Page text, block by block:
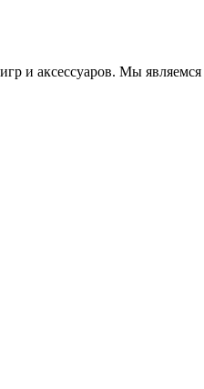
и аксессуаров. Мы